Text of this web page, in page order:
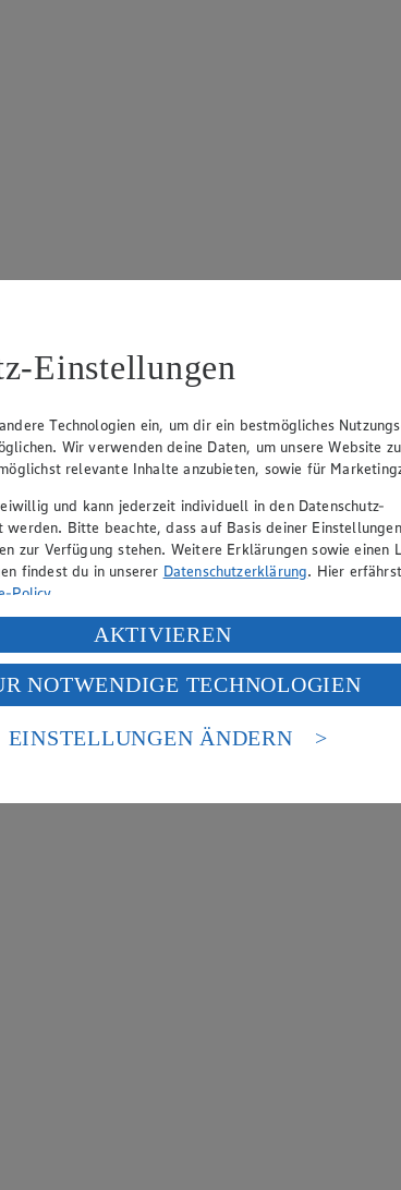
Einstellungen
Technologien ein, um dir ein bestmögliches
Wir verwenden deine Daten, um unsere Website zu
relevante Inhalte anzubieten, sowie für
und kann jederzeit individuell in den Datenschutz-
werden. Bitte beachte, dass auf Basis deiner
zur Verfügung stehen. Weitere Erklärungen sowie einen
findest du in unserer Datenschutzerklärung. Hier
Policy.
Daten in den USA durch Facebook und
klickst, willigst du im Sinne des Art. 49 Abs. 1 Satz 1 lit.
den USA verarbeitet werden. Der EuGH sieht die USA als
Standards nicht angemessenen Datenschutzniveau an. Es
US-amerikanische Behörden.
AKTIVIEREN
NOTWENDIGE TECHNOLOGIEN
EINSTELLUNGEN ÄNDERN